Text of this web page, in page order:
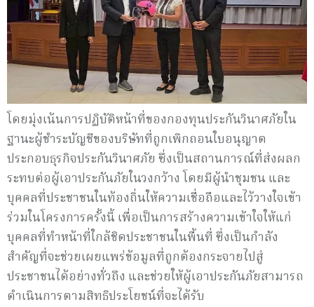
โดยมุ่งเน้นการปฏิบัติหน้าที่ของกองทุนประกันวินาศภัยใน
ฐานะผู้ชำระบัญชีของบริษัทที่ถูกเพิกถอนใบอนุญาต
ประกอบธุรกิจประกันวินาศภัย ซึ่งเป็นสถานการณ์ที่ส่งผลก
ระทบต่อผู้เอาประกันภัยในวงกว้าง โดยมีผู้นำชุมชน และ
บุคคลที่ประชาชนในท้องถิ่นให้ความเชื่อถือและไว้วางใจเข้า
ร่วมในโครงการครั้งนี้ เพื่อเป็นการสร้างความเข้าใจให้แก่
บุคคลที่ทำหน้าที่ใกล้ชิดประชาชนในพื้นที่ ซึ่งเป็นกำลัง
สำคัญที่จะช่วยเผยแพร่ข้อมูลที่ถูกต้องกระจายไปสู่
ประชาชนได้อย่างทั่วถึง และช่วยให้ผู้เอาประกันภัยสามารถ
ดำเนินการตามสิทธิประโยชน์ที่จะได้รับ